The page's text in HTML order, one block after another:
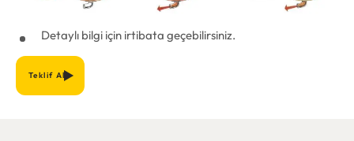
Detaylı bilgi için irtibata geçebilirsiniz.
Teklif Al